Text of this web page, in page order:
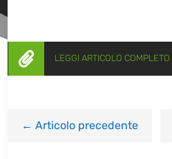
 LEGGI ARTICOLO COMPLETO
←Articolo precedente